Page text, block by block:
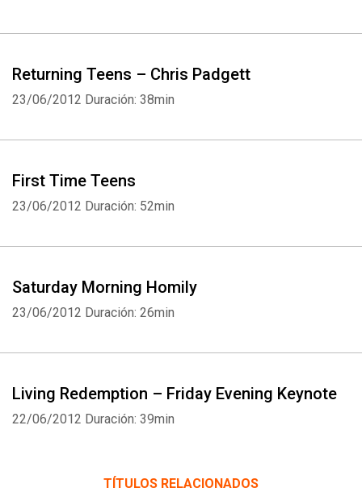
Returning Teens – Chris Padgett
23/06/2012 Duración: 38min
First Time Teens
23/06/2012 Duración: 52min
Saturday Morning Homily
23/06/2012 Duración: 26min
Living Redemption – Friday Evening Keynote
22/06/2012 Duración: 39min
TÍTULOS RELACIONADOS